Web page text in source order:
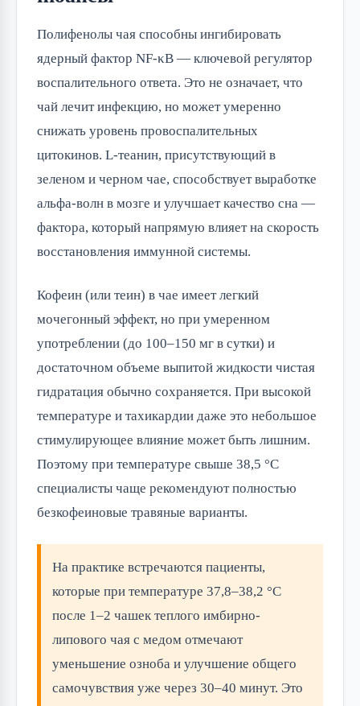
Полифенолы чая способны ингибировать
ядерный фактор NF-κB — ключевой регулятор
воспалительного ответа. Это не означает, что
чай лечит инфекцию, но может умеренно
снижать уровень провоспалительных
цитокинов. L-теанин, присутствующий в
зеленом и черном чае, способствует выработке
альфа-волн в мозге и улучшает качество сна —
фактора, который напрямую влияет на скорость
восстановления иммунной системы.
Кофеин (или теин) в чае имеет легкий
мочегонный эффект, но при умеренном
употреблении (до 100–150 мг в сутки) и
достаточном объеме выпитой жидкости чистая
гидратация обычно сохраняется. При высокой
температуре и тахикардии даже это небольшое
стимулирующее влияние может быть лишним.
Поэтому при температуре свыше 38,5 °C
специалисты чаще рекомендуют полностью
безкофеиновые травяные варианты.
На практике встречаются пациенты,
которые при температуре 37,8–38,2 °C
после 1–2 чашек теплого имбирно-
липового чая с медом отмечают
уменьшение озноба и улучшение общего
самочувствия уже через 30–40 минут. Это